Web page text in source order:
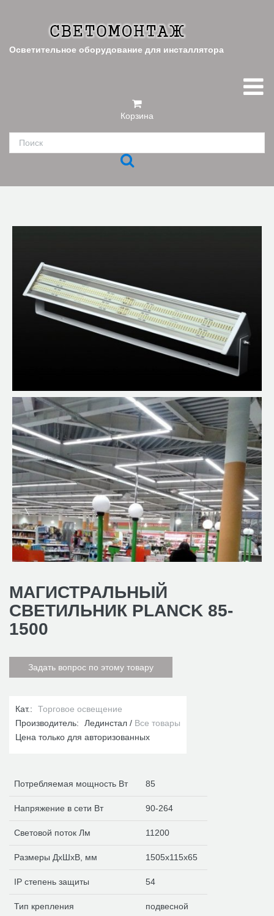
Осветительное оборудование для инсталлятора
Корзина
МАГИСТРАЛЬНЫЙ
СВЕТИЛЬНИК PLANCK 85-
1500
Задать вопрос по этому товару
Кат.:
Торговое освещение
Производитель:
Лединстал
Все товары
Цена только для авторизованных
Потребляемая мощность Вт 85
Напряжение в сети Вт 90-264
Световой поток Лм 11200
Размеры ДхШхВ, мм 1505х115х65
IP степень защиты 54
Тип крепления подвесной